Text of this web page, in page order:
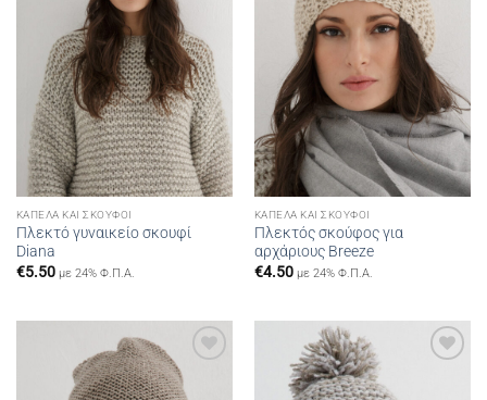
ΚΑΠΈΛΑ ΚΑΙ ΣΚΟΎΦΟΙ
Πλεκτό γυναικείο σκουφί
Diana
€5.50 με 24% Φ.Π.Α.
ΚΑΠΈΛΑ ΚΑΙ ΣΚΟΎΦΟΙ
Πλεκτός σκούφος για
αρχάριους Breeze
€4.50 με 24% Φ.Π.Α.
Add to
wishlist